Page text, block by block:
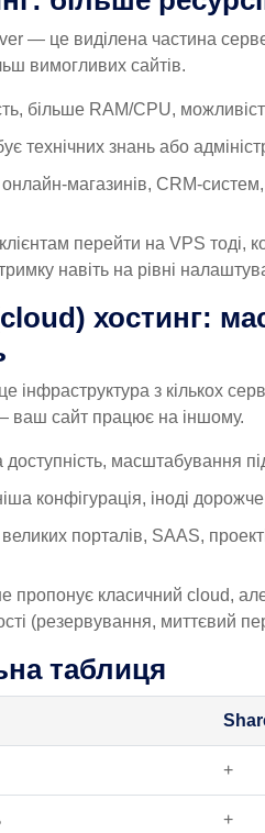
— це виділена частина
вимогливих сайтів.
більше RAM/CPU,
технічних знань або
онлайн-магазинів, CRM-
перейти на VPS тоді,
навіть на рівні
хостинг:
інфраструктура з кількох
ваш сайт працює на іншому.
доступність, масштабування
конфігурація, іноді
великих порталів, SAAS,
пропонує класичний cloud,
(резервування, миттєвий
таблиця
+
+